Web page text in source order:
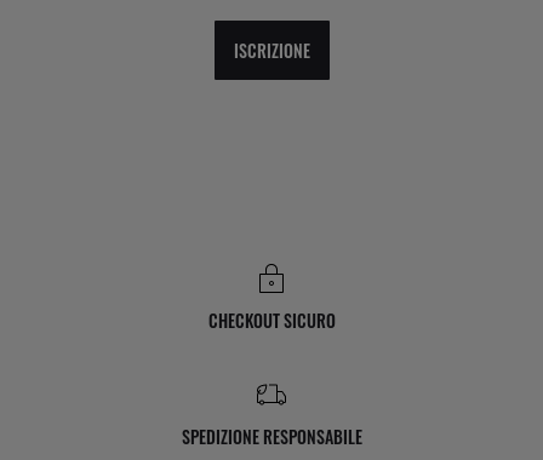
ISCRIZIONE
CHECKOUT SICURO
SPEDIZIONE RESPONSABILE